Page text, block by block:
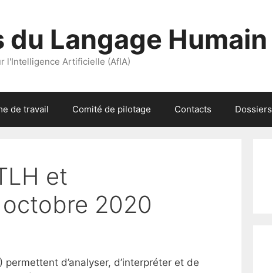
Langage Humain
l'Intelligence Artificielle (AfIA)
de travail Comité de pilotage Contacts Dossiers
et
2020
d’analyser, d’interpréter et de